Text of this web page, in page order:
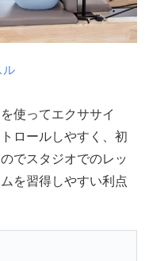
ル
使ってエクササイ
ロールしやすく、初
でスタジオでのレッ
を習得しやすい利点